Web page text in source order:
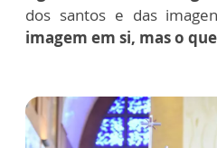
dos santos e das
imagem em si, mas o